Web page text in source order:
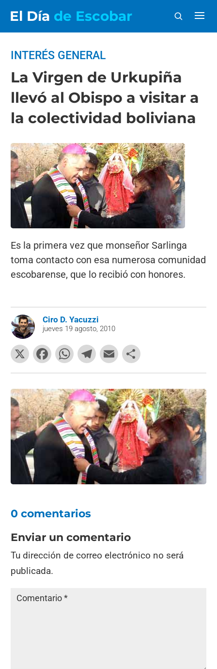
El Día de Escobar
INTERÉS GENERAL
La Virgen de Urkupiña
llevó al Obispo a visitar a
la colectividad boliviana
Es la primera vez que monseñor Sarlinga
toma contacto con esa numerosa comunidad
escobarense, que lo recibió con honores.
Ciro D. Yacuzzi
jueves 19 agosto, 2010
X
F
a
c
e
b
o
o
W
h
at
s
A
p
p
T
el
e
gr
a
m
E
m
ai
l
o
m
p
ar
tir
0 comentarios
Enviar un comentario
Tu dirección de correo electrónico no será
publicada.